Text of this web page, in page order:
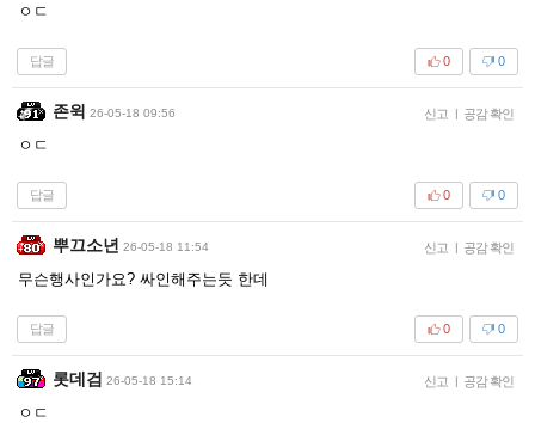
ㅇㄷ
답글 0
0
존윅 26-05-18 09:56 신고 | 공감 확인
ㅇㄷ
답글 0
0
뿌끄소년 26-05-18 11:54 신고 | 공감 확인
무슨행사인가요? 싸인해주는듯 한데
답글 0
0
롯데검 26-05-18 15:14 신고 | 공감 확인
ㅇㄷ